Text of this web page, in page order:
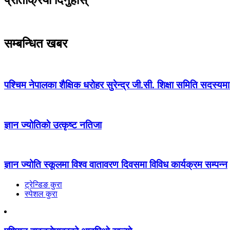
सम्बन्धित खबर
पश्चिम नेपालका शैक्षिक धरोहर सुरेन्द्र जी.सी. शिक्षा समिति
ज्ञान ज्योतिकाे उत्कृष्ट नतिजा
ज्ञान ज्योति स्कूलमा विश्व वातावरण दिवसमा विविध कार्यक्रम सम्पन्न
ट्रेन्डिङ कुरा
स्पेशल कुरा